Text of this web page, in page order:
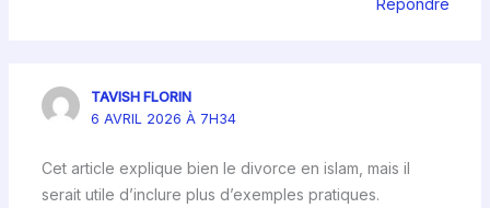
Répondre
TAVISH FLORIN
6 AVRIL 2026 À 7H34
Cet article explique bien le divorce en islam, mais il
serait utile d’inclure plus d’exemples pratiques.